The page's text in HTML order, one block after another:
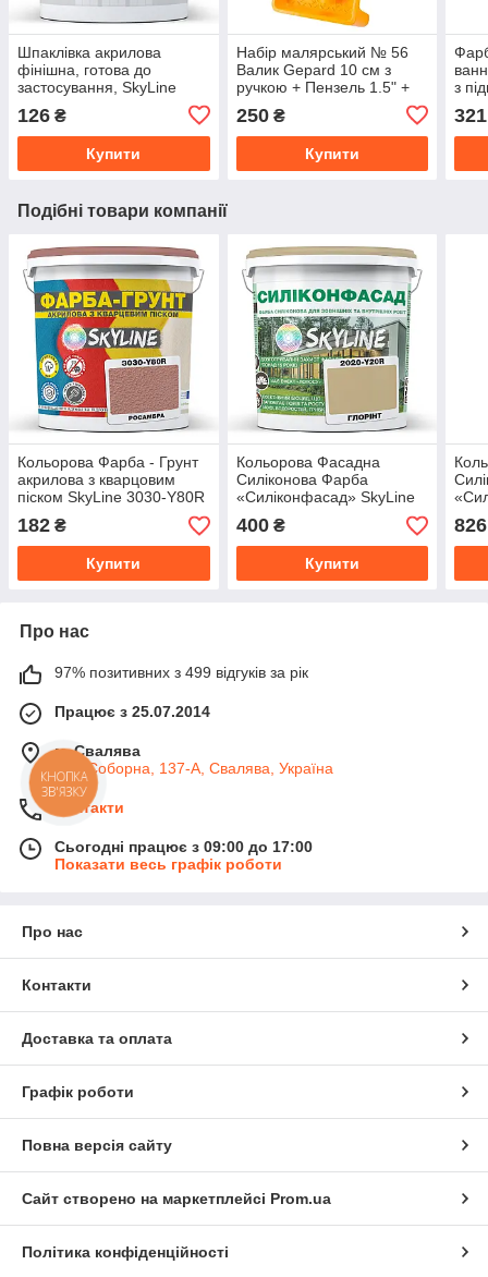
Шпаклівка акрилова
фінішна, готова до
застосування, SkyLine
126 ₴
Купити
Набір малярський № 56
Валик Gepard 10 см з
ручкою + Пензель 1.5" +
150х300 мм
250₴
Купити
з
321
Подібні товари компанії
Кольорова Фарба - Грунт
акрилова з кварцовим
піском SkyLine 3030-Y80R
Росамбра 1,4 кг
182 ₴
Купити
Кольорова Фасадна
Силіконова Фарба
«Силіконфасад» SkyLine
2020-Y20R Глорінт 1л
400₴
Купити
826
Про нас
97% позитивних з 499 відгуків за рік
Працює з 25.07.2014
м. Свалява
вул. Соборна, 137-А, Свалява, Україна
Контакти
Сьогодні працює з 09:00 до 17:00
Показати весь графік роботи
Про нас
Контакти
Доставка та оплата
Графік роботи
Повна версія сайту
Сайт створено на маркетплейсі Prom.ua
Політика конфіденційності
КНОПКА
ЗВ'ЯЗКУ